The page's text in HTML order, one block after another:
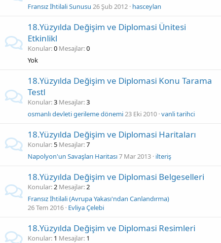
Fransız İhtilali Sunusu 26 Şub 2012 hasceylan
18.Yüzyılda Değişim ve Diplomasi Ünitesi
Etkinlikl
Konular 0 Mesajlar 0
Yok
18.Yüzyılda Değişim ve Diplomasi Konu Tarama
Testl
Konular 3 Mesajlar 3
osmanlı devleti gerileme dönemi23 Eki 2010 vanli tarihci
18.Yüzyılda Değişim ve Diplomasi Haritaları
Konular 5 Mesajlar 7
Napolyon'un Savaşları Haritası7 Mar 2013 ilteriş
18.Yüzyılda Değişim ve Diplomasi Belgeselleri
Konular 2 Mesajlar 2
Fransız İhtilali (Avrupa Yakası'ndan Canlandırma)
26 Tem 2016 Evliya Çelebi
18.Yüzyılda Değişim ve Diplomasi Resimleri
Konular 1 Mesajlar 1